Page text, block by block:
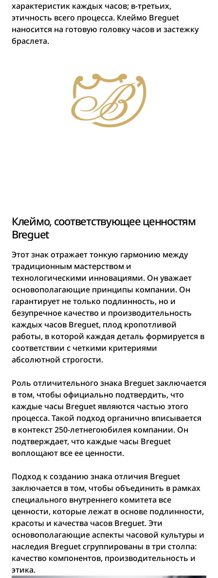
характеристик каждых часов; в-третьих,
этичность всего процесса. Клеймо Breguet
наносится на готовую головку часов и застежку
браслета.
Клеймо, соответствующее ценностям
Breguet
Этот знак отражает тонкую гармонию между
традиционным мастерством и
технологическими инновациями. Он уважает
основополагающие принципы компании. Он
гарантирует не только подлинность, но и
безупречное качество и производительность
каждых часов Breguet, плод кропотливой
работы, в которой каждая деталь формируется в
соответствии с четкими критериями
абсолютной строгости.
Роль отличительного знака Breguet заключается
в том, чтобы официально подтвердить, что
каждые часы Breguet являются частью этого
процесса. Такой подход органично вписывается
в контекст 250-летнегоюбилея компании. Он
подтверждает, что каждые часы Breguet
воплощают все ее ценности.
Подход к созданию знака отличия Breguet
заключается в том, чтобы объединить в рамках
специального внутреннего комитета все
ценности, которые лежат в основе подлинности,
красоты и качества часов Breguet. Эти
основополагающие аспекты часовой культуры и
наследия Breguet сгруппированы в три столпа:
качество компонентов, производительность и
этика.